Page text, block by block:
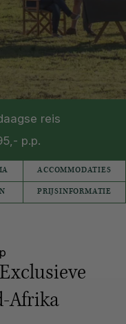
reis
p.p.
ACCOMMODATIES
PRIJSINFORMATIE
Afrika